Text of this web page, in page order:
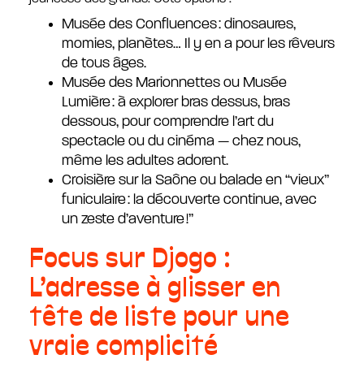
Musée des Confluences : dinosaures,
momies, planètes… Il y en a pour les rêveurs
de tous âges.
Musée des Marionnettes ou Musée
Lumière : à explorer bras dessus, bras
dessous, pour comprendre l’art du
spectacle ou du cinéma — chez nous,
même les adultes adorent.
Croisière sur la Saône ou balade en “vieux”
funiculaire : la découverte continue, avec
un zeste d’aventure !”
Focus sur Djogo :
L’adresse à glisser en
tête de liste pour une
vraie complicité